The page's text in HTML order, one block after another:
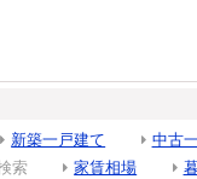
新築一戸建て
中古
索 家賃相場